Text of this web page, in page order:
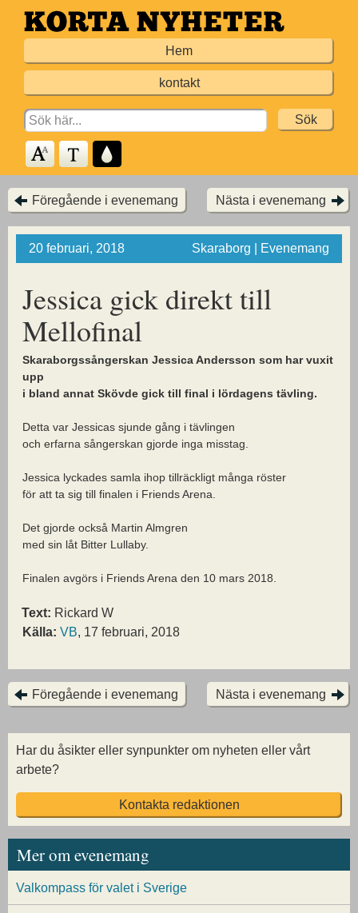
Hoppa
till
Hem
kontakt
Search
for:
Föregående i evenemang Nästa i evenemang
20 februari, 2018 Skaraborg | Evenemang
Jessica gick direkt till
Mellofinal
Skaraborgssångerskan Jessica Andersson som har vuxit
upp
i bland annat Skövde gick till final i lördagens tävling.
Detta var Jessicas sjunde gång i tävlingen
och erfarna sångerskan gjorde inga misstag.
Jessica lyckades samla ihop tillräckligt många röster
för att ta sig till finalen i Friends Arena.
Det gjorde också Martin Almgren
med sin låt Bitter Lullaby.
Finalen avgörs i Friends Arena den 10 mars 2018.
Text: Rickard W
Källa: VB, 17 februari, 2018
Föregående i evenemang Nästa i evenemang
Har du åsikter eller synpunkter om nyheten eller vårt
arbete?
Kontakta redaktionen
Mer om evenemang
Valkompass för valet i Sverige